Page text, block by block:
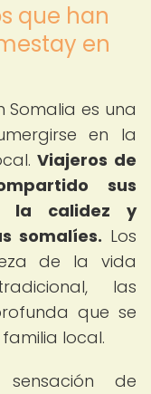
que han
en
Somalia es una
en la
Viajeros de
sus
la calidez y
somalíes. Los
de la vida
las
que se
local.
de